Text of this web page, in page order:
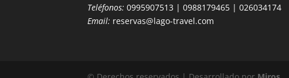
Teléfonos: 0995907513 | 0988179465 | 026034174
Email: reservas@lago-travel.com